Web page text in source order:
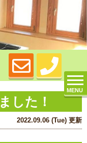
MENU
した！
2022.09.06 (Tue) 更新